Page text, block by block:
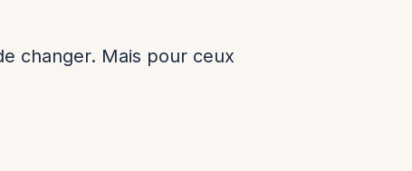
changer. Mais pour ceux